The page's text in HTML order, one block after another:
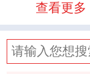
查看更多